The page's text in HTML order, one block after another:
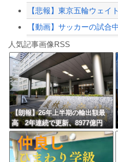
8/4のニュース
更新中止のお知らせ
人気記事画像RSS
【朗報】26年上半期の輸出額最
高 2年連続で更新、8977億円
農水省「インバウンドの増加に
伴い、日本食の認知度が向上」